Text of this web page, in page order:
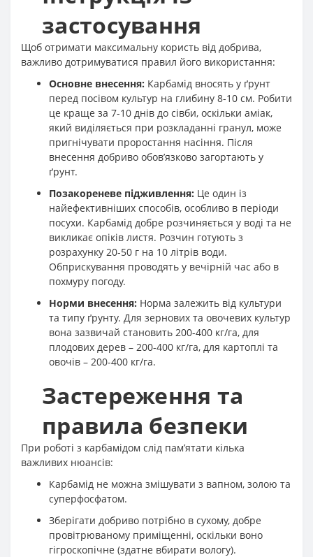
застосування
Щоб отримати максимальну користь від добрива,
важливо дотримуватися правил його використання:
Основне внесення: Карбамід вносять у ґрунт
перед посівом культур на глибину 8-10 см. Робити
це краще за 7-10 днів до сівби, оскільки аміак,
який виділяється при розкладанні гранул, може
пригнічувати проростання насіння. Після
внесення добриво обов’язково загортають у
ґрунт.
Позакореневе підживлення: Це один із
найефективніших способів, особливо в періоди
посухи. Карбамід добре розчиняється у воді та не
викликає опіків листя. Розчин готують з
розрахунку 20-50 г на 10 літрів води.
Обприскування проводять у вечірній час або в
похмуру погоду.
Норми внесення: Норма залежить від культури
та типу ґрунту. Для зернових та овочевих культур
вона зазвичай становить 200-400 кг/га, для
плодових дерев – 200-400 кг/га, для картоплі та
овочів – 200-400 кг/га.
Застереження та
правила безпеки
При роботі з карбамідом слід пам’ятати кілька
важливих нюансів:
Карбамід не можна змішувати з вапном, золою та
суперфосфатом.
Зберігати добриво потрібно в сухому, добре
провітрюваному приміщенні, оскільки воно
гігроскопічне (здатне вбирати вологу).